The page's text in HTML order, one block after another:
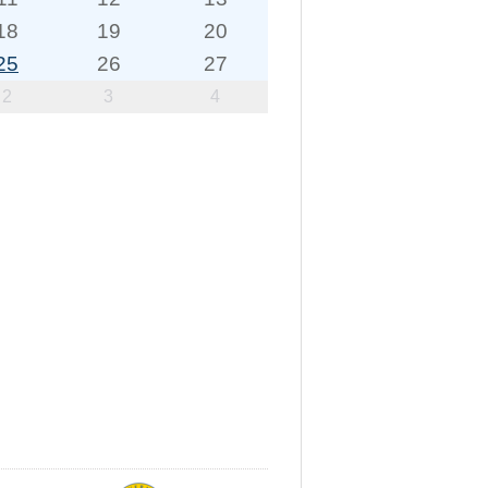
19
20
26
27
2 3 4